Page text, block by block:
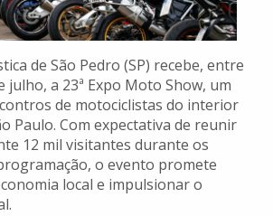
de São Pedro (SP) recebe, entre
julho, a 23ª Expo Moto Show, um
de motociclistas do interior
Paulo. Com expectativa de reunir
12 mil visitantes durante os
o evento promete
local e impulsionar o